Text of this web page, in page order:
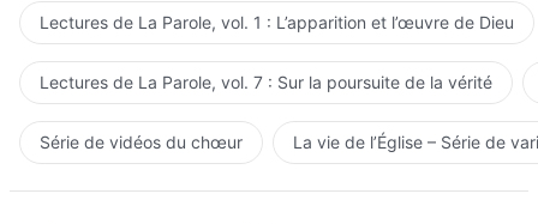
Lectures de La Parole, vol. 1 : L’apparition et l’œuvre de Dieu
Lectures de La Parole, vol. 7 : Sur la poursuite de la vérité
Série de vidéos du chœur La vie de l’Église – Série de